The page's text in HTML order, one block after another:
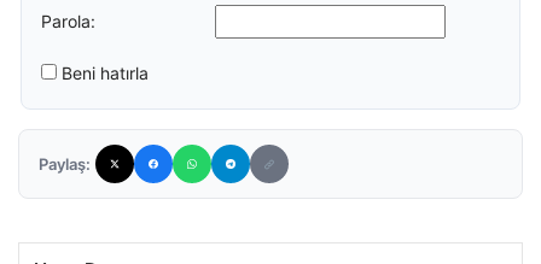
Parola:
Beni hatırla
Paylaş: